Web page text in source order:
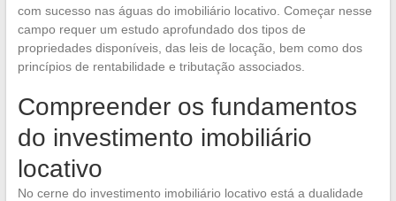
com sucesso nas águas do imobiliário locativo. Começar nesse
campo requer um estudo aprofundado dos tipos de
propriedades disponíveis, das leis de locação, bem como dos
princípios de rentabilidade e tributação associados.
Compreender os fundamentos
do investimento imobiliário
locativo
No cerne do investimento imobiliário locativo está a dualidade